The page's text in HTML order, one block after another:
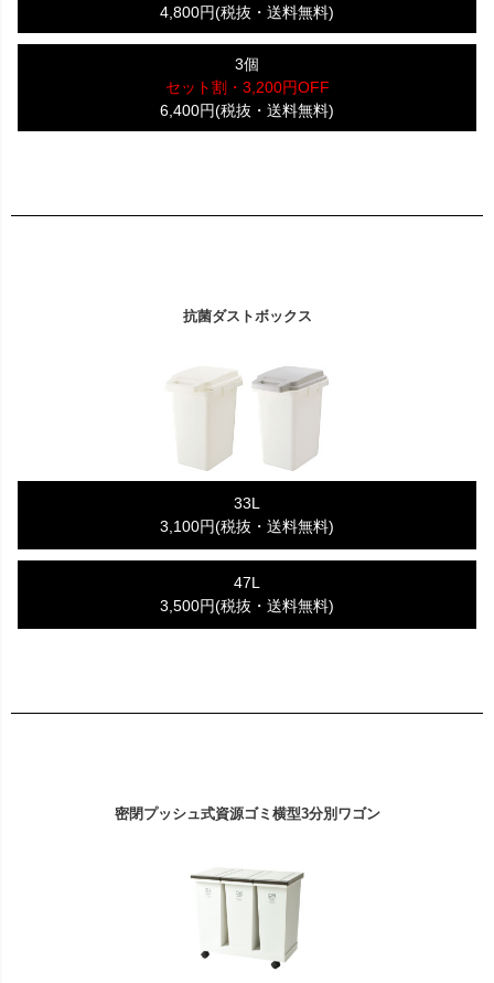
4,800円(税抜・送料無料)
3個
セット割・3,200円OFF
6,400円(税抜・送料無料)
抗菌ダストボックス
33L
3,100円(税抜・送料無料)
47L
3,500円(税抜・送料無料)
密閉プッシュ式資源ゴミ横型3分別ワゴン